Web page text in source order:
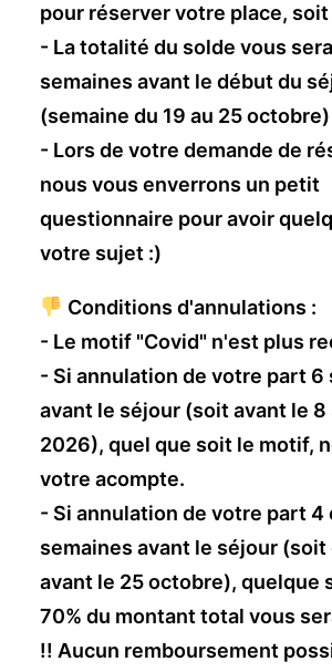
pour réserver votre place,
- La totalité du solde vous
semaines avant le début du
(semaine du 19 au 25 octobre)
- Lors de votre demande de
nous vous enverrons un petit
questionnaire pour avoir
votre sujet :)
Conditions d'annulations :
- Le motif "Covid" n'est plus
- Si annulation de votre part 6
avant le séjour (soit avant le
2026), quel que soit le motif,
votre acompte.
- Si annulation de votre part 4
semaines avant le séjour (soit
avant le 25 octobre), quelque
70% du montant total vous
!! Aucun remboursement